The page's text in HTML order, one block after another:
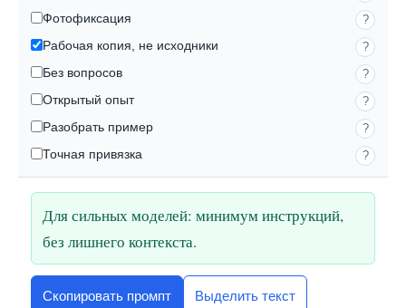
Фотофиксация ?
Рабочая копия, не исходники ?
Без вопросов ?
Открытый опыт ?
Разобрать пример ?
Точная привязка ?
Для сильных моделей: минимум инструкций,
без лишнего контекста.
Скопировать промпт Выделить текст